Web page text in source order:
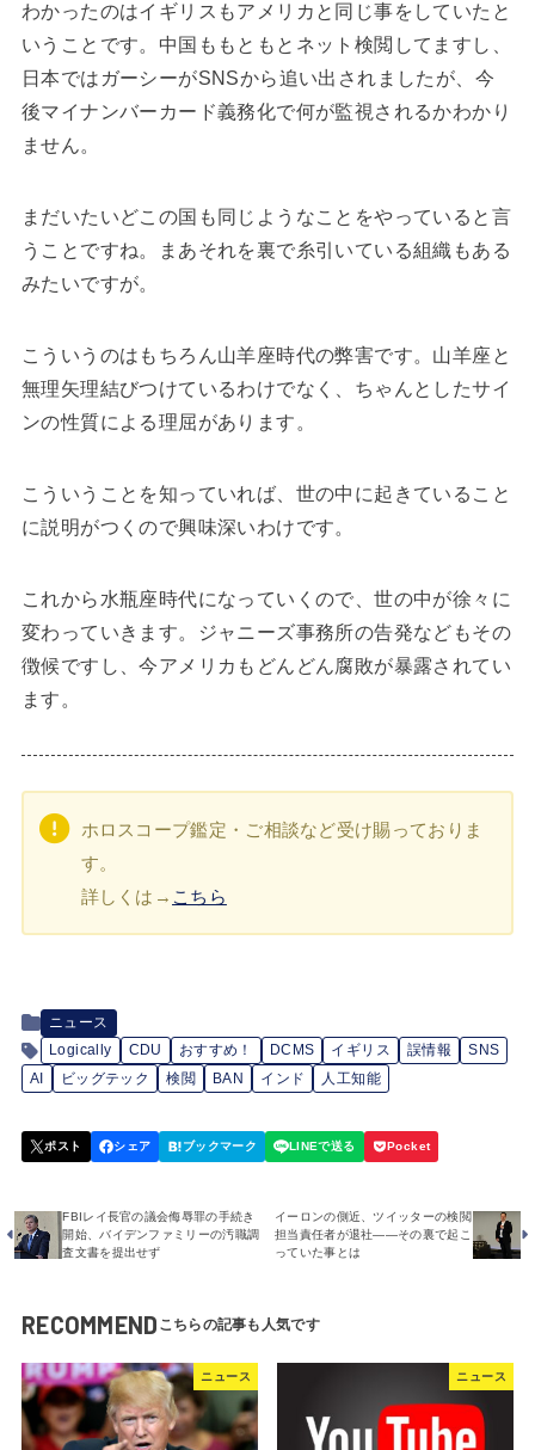
わかったのはイギリスもアメリカと同じ事をしていたと
いうことです。中国ももともとネット検閲してますし、
日本ではガーシーがSNSから追い出されましたが、今
後マイナンバーカード義務化で何が監視されるかわかり
ません。
まだいたいどこの国も同じようなことをやっていると言
うことですね。まあそれを裏で糸引いている組織もある
みたいですが。
こういうのはもちろん山羊座時代の弊害です。山羊座と
無理矢理結びつけているわけでなく、ちゃんとしたサイ
ンの性質による理屈があります。
こういうことを知っていれば、世の中に起きていること
に説明がつくので興味深いわけです。
これから水瓶座時代になっていくので、世の中が徐々に
変わっていきます。ジャニーズ事務所の告発などもその
徴候ですし、今アメリカもどんどん腐敗が暴露されてい
ます。
ホロスコープ鑑定・ご相談など受け賜っておりま
す。
詳しくは→ こちら
ニュース
Logically
CDU おすすめ！ DCMS イギリス 誤情報
SNS
AI
ビッグテック 検閲 BAN インド 人工知能
FBIレイ長官の議会侮辱罪の手続き
開始、バイデンファミリーの汚職調
査文書を提出せず
イーロンの側近、ツイッターの検閲
担当責任者が退社――その裏で起こ
っていた事とは
RECOMMEND
ニュース ニュース